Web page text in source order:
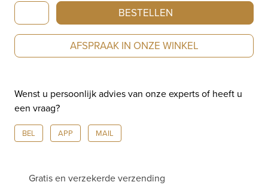
Bigli
Ring
Mini
Chloe
23R187RWdia
aantal
BESTELLEN
AFSPRAAK IN ONZE WINKEL
Wenst u persoonlijk advies van onze experts of heeft u
een vraag?
BEL APP MAIL
Gratis en verzekerde verzending